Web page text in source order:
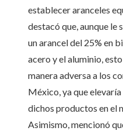
establecer aranceles
destacó que, aunque le
un arancel del 25% en
acero y el aluminio,
manera adversa a los
México, ya que
dichos productos en el
Asimismo, mencionó